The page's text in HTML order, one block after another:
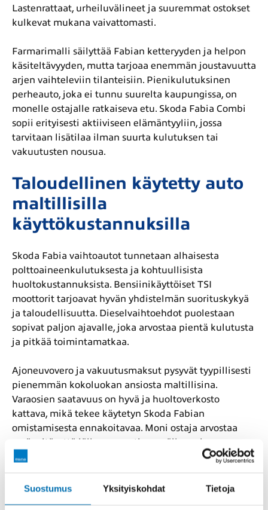
Suostumus Yksityiskohdat Tietoja
Lastenrattaat, urheiluvälineet ja suuremmat ostokset
kulkevat mukana vaivattomasti.
Farmarimalli säilyttää Fabian ketteryyden ja helpon
käsiteltävyyden, mutta tarjoaa enemmän joustavuutta
arjen vaihteleviin tilanteisiin. Pienikulutuksinen
perheauto, joka ei tunnu suurelta kaupungissa, on
monelle ostajalle ratkaiseva etu. Skoda Fabia Combi
sopii erityisesti aktiiviseen elämäntyyliin, jossa
tarvitaan lisätilaa ilman suurta kulutuksen tai
vakuutusten nousua.
Taloudellinen käytetty auto
maltillisilla
käyttökustannuksilla
Skoda Fabia vaihtoautot tunnetaan alhaisesta
polttoaineenkulutuksesta ja kohtuullisista
huoltokustannuksista. Bensiinikäyttöiset TSI
moottorit tarjoavat hyvän yhdistelmän suorituskykyä
ja taloudellisuutta. Dieselvaihtoehdot puolestaan
sopivat paljon ajavalle, joka arvostaa pientä kulutusta
ja pitkää toimintamatkaa.
Ajoneuvovero ja vakuutusmaksut pysyvät tyypillisesti
pienemmän kokoluokan ansiosta maltillisina.
Varaosien saatavuus on hyvä ja huoltoverkosto
kattava, mikä tekee käytetyn Skoda Fabian
omistamisesta ennakoitavaa. Moni ostaja arvostaa
myös sitä, että jälleenmyyntiarvo säilyy vakaana
suhteessa hankintahintaan.
Varustetasot ja teknologia